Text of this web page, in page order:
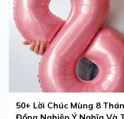
50+ Lời Chúc Mùng 8